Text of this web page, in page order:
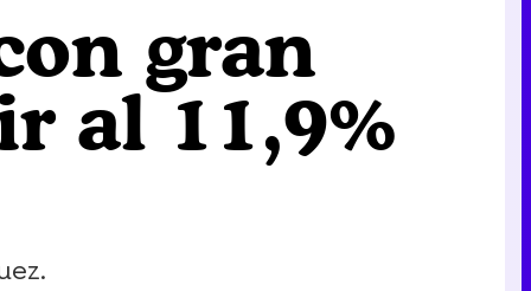
gran
al 11,9%